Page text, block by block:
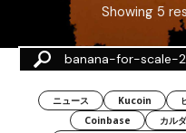
Showing 5
ニュース Kucoin
Coinbase
カル